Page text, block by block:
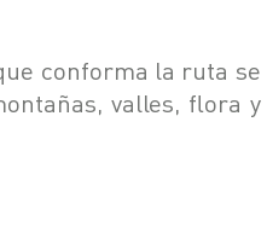
conforma la ruta se
valles, flora y